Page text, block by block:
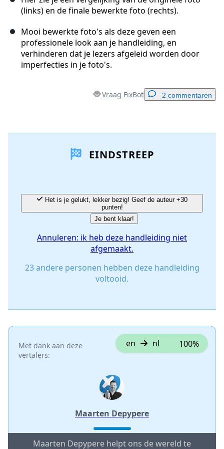
(links) en de finale bewerkte foto (rechts).
Mooi bewerkte foto's als deze geven een
professionele look aan je handleiding, en
verhinderen dat je lezers afgeleid worden door
imperfecties in je foto's.
Vraag FixBot 2 commentaren
Voeg opmerking toe
Annuleren Plaats opmerking
EINDSTREEP
punten!
Je bent klaar!
Annuleren: ik heb deze handleiding niet
afgemaakt.
23 andere personen hebben deze handleiding
voltooid.
Met dank aan deze
vertalers:
en nl 100%
Maarten Depypere
Maarten Depypere helpt ons de wereld te